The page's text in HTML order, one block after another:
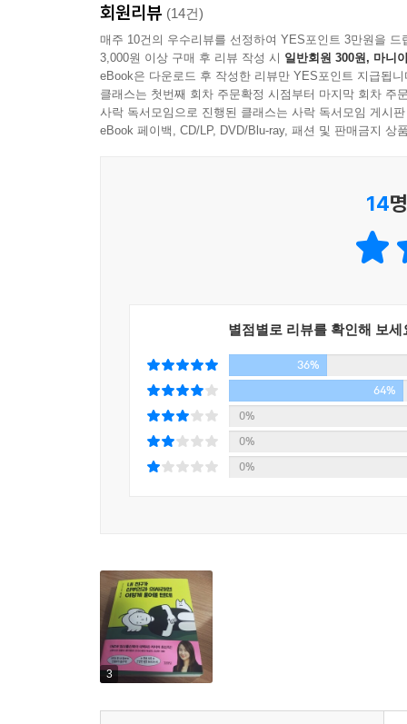
단 한사람과의 성관계를 통해서도 고위험군의 인
는데 성관계 후 비정상적인 질출혈이 있었고, 검
--- p.206
특히 성관계를 하면 소음순 색과 크기가 변한다는
기 이후 자연스럽게 변하는 호르몬의 영향 때문
주사로 착각해 자궁경부 세포진細胞診,
검사)에서 이상소견이 나왔는데도 한참 뒤에 병
진료를 좀 더 빨리 받았다면 이런 문제를 충분
산부인과를 웬만해선 찾고 싶지 않아 한다.
_프롤로그 중에서
5) 성경험이 있으면 자궁경부암 예방백신 맞아도
정답은 모두 ‘아니오’이다. 의외로 많이들 잘못 알
따라서 저자는 20·30세대 여성들이 알면 유용
통해 이야기한다. 온라인과 구전으로 잘못 알려
밝힌다. 특히 소문이 무성한 피임과 자궁경부암
저자는 국내 산부인과 의사로 MBC, SBS,
재미있게 전한 바 있으며 특히 월경양이 불과
돌아다니기도 한다. CBS 세바시(세상을 바꾸는
모으기도 했다.
회원리뷰 (14건)
매주 10건의 우수리뷰를 선정하여 YES포인트 3만원을 드
3,000원 이상 구매 후 리뷰 작성 시 일반회원 300원, 마니
eBook은 다운로드 후 작성한 리뷰만 YES포인트 지급됩니
클래스는 첫번째 회차 주문확정 시점부터 마지막 회차 주
사락 독서모임으로 진행된 클래스는 사락 독서모임 게시
eBook 페이백, CD/LP, DVD/Blu-ray, 패션 및 판매금지 상
14
별점별로 리뷰를 확인해 보세
36%
64%
0%
0%
0%
3